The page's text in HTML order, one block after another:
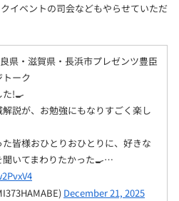
イベントの司会などもやらせていただ
良県・滋賀県・長浜市プレゼンツ豊臣
ーク
た!🍳
説が、お勉強にもなりすごく楽し
皆様おひとりおひとりに、好きな
聞いてまわりたかった🍳…
December 21, 2025